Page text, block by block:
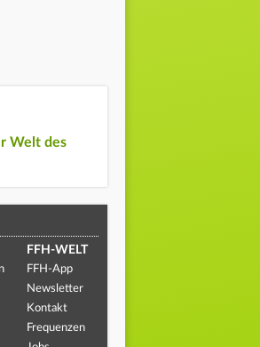
Welt des
FFH-WELT
FFH-App
Newsletter
Kontakt
Frequenzen